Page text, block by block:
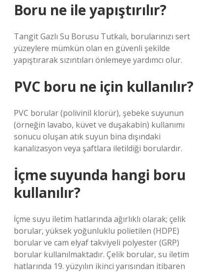
Boru ne ile yapıştırılır?
Tangit Gazlı Su Borusu Tutkalı, borularınızı sert
yüzeylere mümkün olan en güvenli şekilde
yapıştırarak sızıntıları önlemeye yardımcı olur.
PVC boru ne için kullanılır?
PVC borular (polivinil klorür), şebeke suyunun
(örneğin lavabo, küvet ve duşakabin) kullanımı
sonucu oluşan atık suyun bina dışındaki
kanalizasyon veya şaftlara iletildiği borulardır.
İçme suyunda hangi boru
kullanılır?
İçme suyu iletim hatlarında ağırlıklı olarak; çelik
borular, yüksek yoğunluklu polietilen (HDPE)
borular ve cam elyaf takviyeli polyester (GRP)
borular kullanılmaktadır. Çelik borular, su iletim
hatlarında 19. yüzyılın ikinci yarısından itibaren